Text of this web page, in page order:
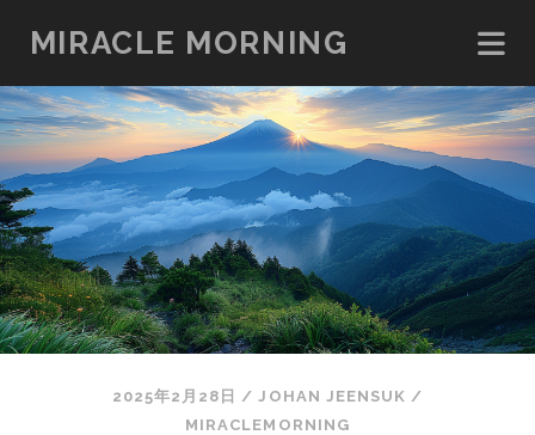
MIRACLE MORNING
2025年2月28日 /JOHAN JEENSUK /
MIRACLEMORNING